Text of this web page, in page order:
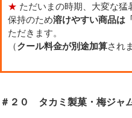
★ ただいまの時期、大変な
保持のため溶けやすい商品は
ただきます。
（クール料金が別途加算され
＃２０ タカミ製菓・梅ジャ